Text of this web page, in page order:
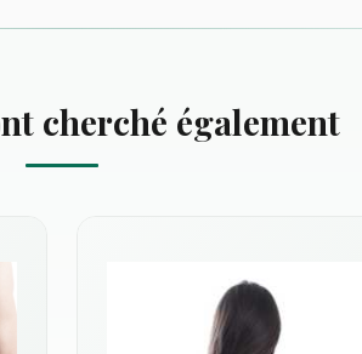
cherché également